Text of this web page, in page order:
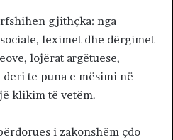
gjithçka: nga
leximet dhe dërgimet
lojërat argëtuese,
te puna e mësimi në
klikim të vetëm.
i zakonshëm çdo